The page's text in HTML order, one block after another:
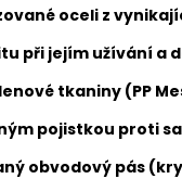
oceli z
při jejím užívání a
tkaniny (PP
pojistkou proti
obvodový pás